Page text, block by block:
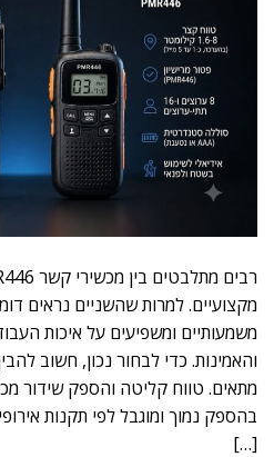
מקצועיים. למרות שהשניים נראים
משמעותיים ומשפיעים על איכות
והאמינות. כדי לבחור נכון, חשוב
בהספק נמוך ומוגבל לפי תקנות
[…]